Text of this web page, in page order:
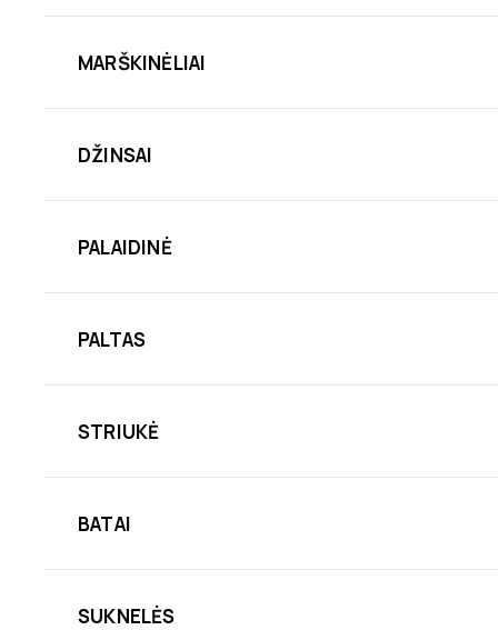
MARŠKINĖLIAI
DŽINSAI
PALAIDINĖ
PALTAS
STRIUKĖ
BATAI
SUKNELĖS